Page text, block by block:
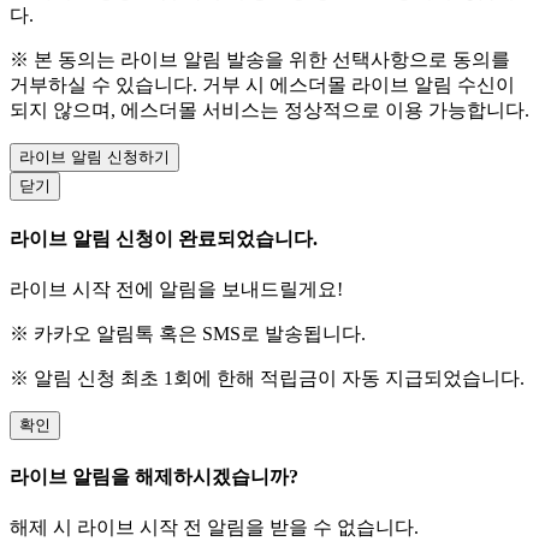
다.
※ 본 동의는 라이브 알림 발송을 위한 선택사항으로 동의를
거부하실 수 있습니다. 거부 시 에스더몰 라이브 알림 수신이
되지 않으며, 에스더몰 서비스는 정상적으로 이용 가능합니다.
라이브 알림 신청하기
닫기
라이브 알림 신청이 완료되었습니다.
라이브 시작 전에 알림을 보내드릴게요!
※ 카카오 알림톡 혹은 SMS로 발송됩니다.
※ 알림 신청 최초 1회에 한해 적립금이 자동 지급되었습니다.
확인
라이브 알림을 해제하시겠습니까?
해제 시 라이브 시작 전 알림을 받을 수 없습니다.